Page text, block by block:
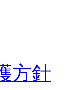
方針